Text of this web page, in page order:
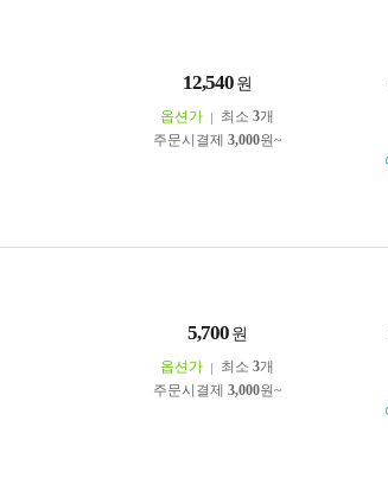
12,540 원
옵션가 최소 3개
주문시결제 3,000원~
5,700 원
옵션가 최소 3개
주문시결제 3,000원~